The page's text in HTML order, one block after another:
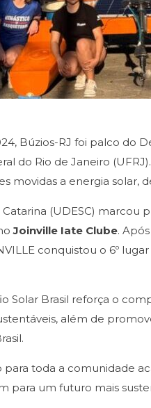
Búzios-RJ foi palco do
do Rio de Janeiro
movidas a energia solar,
(UDESC) marcou
Joinville Iate Clube.
conquistou o 6º
Solar Brasil reforça o
além de
toda a comunidade
para um futuro mais